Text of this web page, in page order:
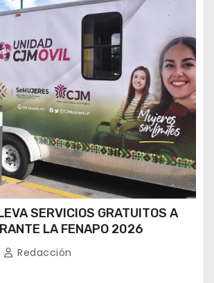
SERVICIOS GRATUITOS A
LA FENAPO 2026
Redacción